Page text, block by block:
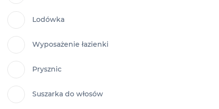
Lodówka
Wyposażenie łazienki
Prysznic
Suszarka do włosów